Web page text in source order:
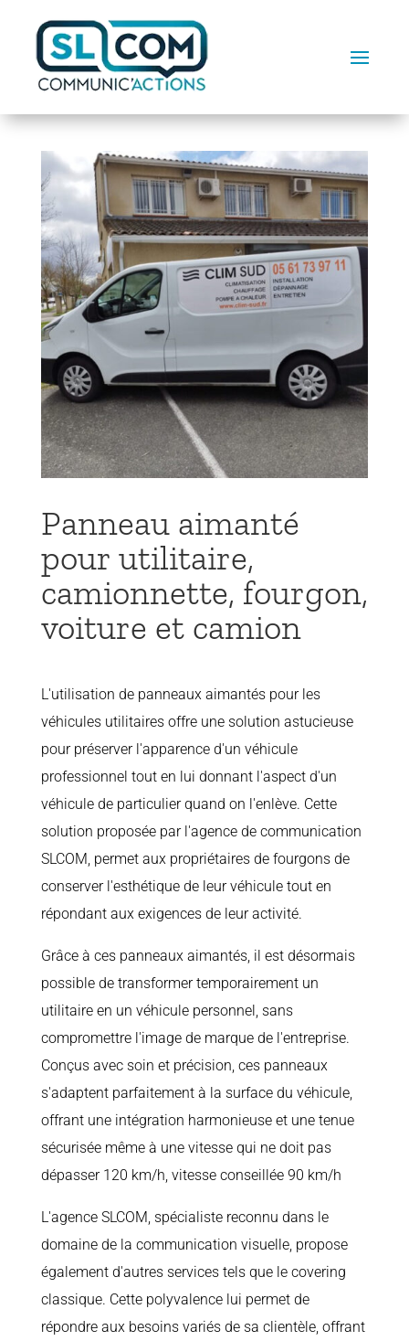
Panneau aimanté
pour utilitaire,
camionnette, fourgon,
voiture et camion
L'utilisation de panneaux aimantés pour les
véhicules utilitaires offre une solution astucieuse
pour préserver l'apparence d'un véhicule
professionnel tout en lui donnant l'aspect d'un
véhicule de particulier quand on l'enlève. Cette
solution proposée par l'agence de communication
SLCOM, permet aux propriétaires de fourgons de
conserver l'esthétique de leur véhicule tout en
répondant aux exigences de leur activité.
Grâce à ces panneaux aimantés, il est désormais
possible de transformer temporairement un
utilitaire en un véhicule personnel, sans
compromettre l'image de marque de l'entreprise.
Conçus avec soin et précision, ces panneaux
s'adaptent parfaitement à la surface du véhicule,
offrant une intégration harmonieuse et une tenue
sécurisée même à une vitesse qui ne doit pas
dépasser 120 km/h, vitesse conseillée 90 km/h
L'agence SLCOM, spécialiste reconnu dans le
domaine de la communication visuelle, propose
également d'autres services tels que le covering
classique. Cette polyvalence lui permet de
répondre aux besoins variés de sa clientèle, offrant